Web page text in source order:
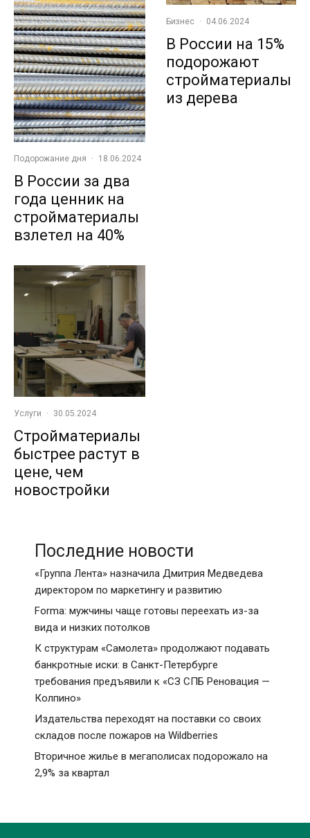
Подорожание дня · 18.06.2024
В России за два
года ценник на
стройматериалы
взлетел на 40%
Услуги · 30.05.2024
Стройматериалы
быстрее растут в
цене, чем
новостройки
Бизнес · 04.06.2024
В России на 15%
подорожают
стройматериалы
из дерева
Последние новости
«Группа Лента» назначила Дмитрия Медведева
директором по маркетингу и развитию
Forma: мужчины чаще готовы переехать из-за
вида и низких потолков
К структурам «Самолета» продолжают подавать
банкротные иски: в Санкт-Петербурге
требования предъявили к «СЗ СПБ Реновация —
Колпино»
Издательства переходят на поставки со своих
складов после пожаров на Wildberries
Вторичное жилье в мегаполисах подорожало на
2,9% за квартал